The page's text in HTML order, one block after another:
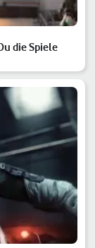
die Spiele